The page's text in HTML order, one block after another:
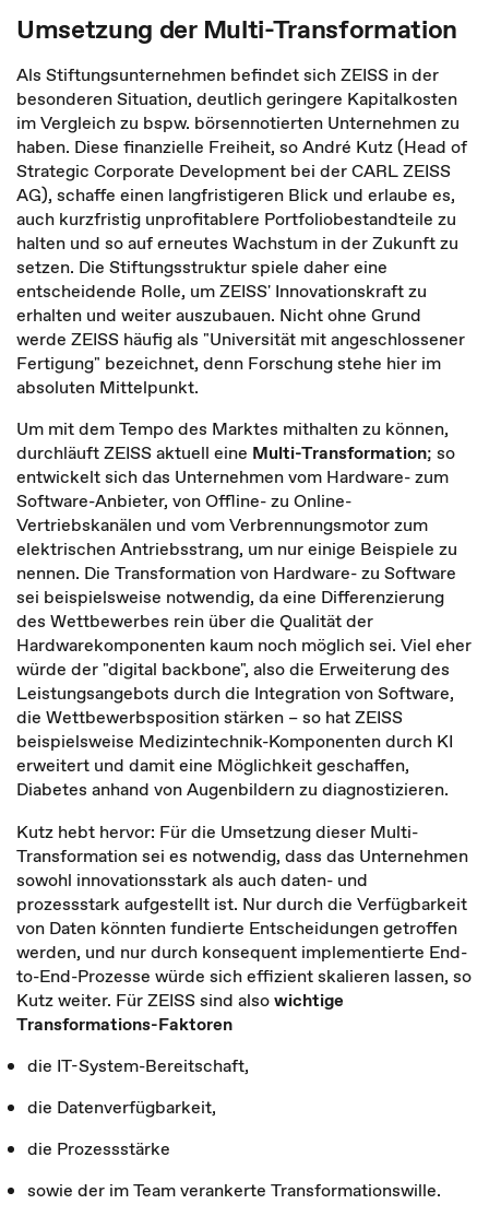
Umsetzung der Multi-Transformation
Als Stiftungsunternehmen befindet sich ZEISS in der
besonderen Situation, deutlich geringere Kapitalkosten
im Vergleich zu bspw. börsennotierten Unternehmen zu
haben. Diese finanzielle Freiheit, so André Kutz (Head of
Strategic Corporate Development bei der CARL ZEISS
AG), schaffe einen langfristigeren Blick und erlaube es,
auch kurzfristig unprofitablere Portfoliobestandteile zu
halten und so auf erneutes Wachstum in der Zukunft zu
setzen. Die Stiftungsstruktur spiele daher eine
entscheidende Rolle, um ZEISS' Innovationskraft zu
erhalten und weiter auszubauen. Nicht ohne Grund
werde ZEISS häufig als "Universität mit angeschlossener
Fertigung" bezeichnet, denn Forschung stehe hier im
absoluten Mittelpunkt.
Um mit dem Tempo des Marktes mithalten zu können,
durchläuft ZEISS aktuell eine Multi-Transformation; so
entwickelt sich das Unternehmen vom Hardware- zum
Software-Anbieter, von Offline- zu Online-
Vertriebskanälen und vom Verbrennungsmotor zum
elektrischen Antriebsstrang, um nur einige Beispiele zu
nennen. Die Transformation von Hardware- zu Software
sei beispielsweise notwendig, da eine Differenzierung
des Wettbewerbes rein über die Qualität der
Hardwarekomponenten kaum noch möglich sei. Viel eher
würde der "digital backbone", also die Erweiterung des
Leistungsangebots durch die Integration von Software,
die Wettbewerbsposition stärken – so hat ZEISS
beispielsweise Medizintechnik-Komponenten durch KI
erweitert und damit eine Möglichkeit geschaffen,
Diabetes anhand von Augenbildern zu diagnostizieren.
Kutz hebt hervor: Für die Umsetzung dieser Multi-
Transformation sei es notwendig, dass das Unternehmen
sowohl innovationsstark als auch daten- und
prozessstark aufgestellt ist. Nur durch die Verfügbarkeit
von Daten könnten fundierte Entscheidungen getroffen
werden, und nur durch konsequent implementierte End-
to-End-Prozesse würde sich effizient skalieren lassen, so
Kutz weiter. Für ZEISS sind alsowichtige
Transformations-Faktoren
die IT-System-Bereitschaft,
die Datenverfügbarkeit,
die Prozessstärke
sowie der im Team verankerte Transformationswille.